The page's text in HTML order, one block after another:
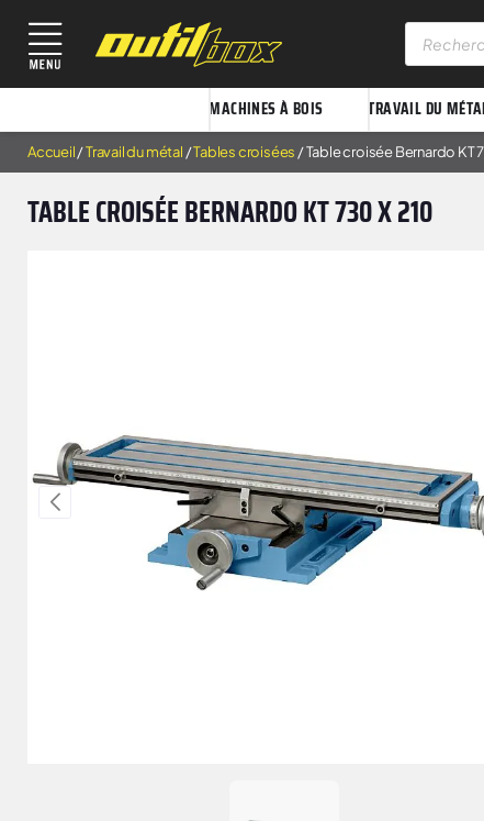
MACHINES À BOIS TRAVAIL DU
Accueil/Travail du métal /Tables croisées / Table croisée Bernardo KT
TABLE CROISÉE BERNARDO KT 730 X 210